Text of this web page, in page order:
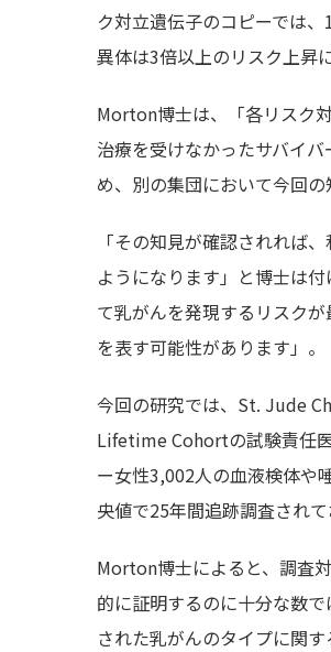
ク対立遺伝子のコピーでは
異体は3倍以上のリスク上昇
Morton博士は、「各リスク
治療を受けなかったサバイ
め、別の集団において今回
「その知見が確認されれば
ようになります」と博士は
て乳がんを発現するリスク
を表す可能性があります」。
今回の研究では、St. Jude
Lifetime Cohortの試験責任
ー女性3,002人の血液検体や
央値で25年間追跡調査され
Morton博士によると、調査
的に証明するのに十分な数
された乳がんのタイプに関